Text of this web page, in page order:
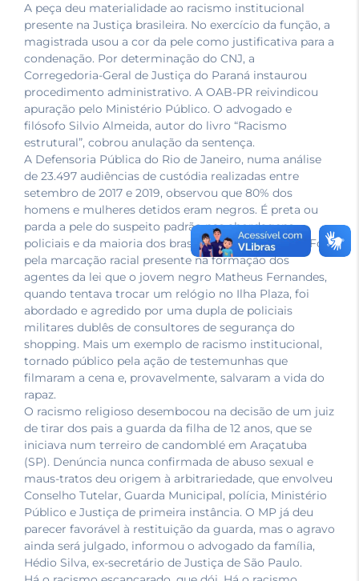
A peça deu materialidade ao racismo institucional
presente na Justiça brasileira. No exercício da função, a
magistrada usou a cor da pele como justificativa para a
condenação. Por determinação do CNJ, a
Corregedoria-Geral de Justiça do Paraná instaurou
procedimento administrativo. A OAB-PR reivindicou
apuração pelo Ministério Público. O advogado e
filósofo Silvio Almeida, autor do livro “Racismo
estrutural”, cobrou anulação da sentença.
A Defensoria Pública do Rio de Janeiro, numa análise
de 23.497 audiências de custódia realizadas entre
setembro de 2017 e 2019, observou que 80% dos
homens e mulheres detidos eram negros. É preta ou
parda a pele do suspeito padrão nas abordagens
policiais e da maioria dos brasileiros encarcerados. Foi
pela marcação racial presente na formação dos
agentes da lei que o jovem negro Matheus Fernandes,
quando tentava trocar um relógio no Ilha Plaza, foi
abordado e agredido por uma dupla de policiais
militares dublês de consultores de segurança do
shopping. Mais um exemplo de racismo institucional,
tornado público pela ação de testemunhas que
filmaram a cena e, provavelmente, salvaram a vida do
rapaz.
O racismo religioso desembocou na decisão de um juiz
de tirar dos pais a guarda da filha de 12 anos, que se
iniciava num terreiro de candomblé em Araçatuba
(SP). Denúncia nunca confirmada de abuso sexual e
maus-tratos deu origem à arbitrariedade, que envolveu
Conselho Tutelar, Guarda Municipal, polícia, Ministério
Público e Justiça de primeira instância. O MP já deu
parecer favorável à restituição da guarda, mas o agravo
ainda será julgado, informou o advogado da família,
Hédio Silva, ex-secretário de Justiça de São Paulo.